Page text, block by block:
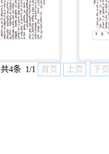
共4条 1/1 首页 上页 下页